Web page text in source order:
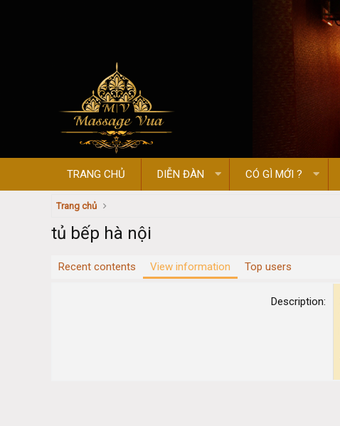
TRANG CHỦ DIỄN ĐÀN CÓ GÌ MỚI ?
Trang chủ
tủ bếp hà nội
Recent contents View information Top users
Description